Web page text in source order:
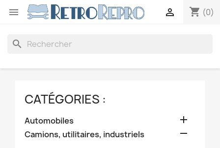
 shopping_cart (0)

search
CATÉGORIES :
Automobiles 
Camions, utilitaires, industriels 